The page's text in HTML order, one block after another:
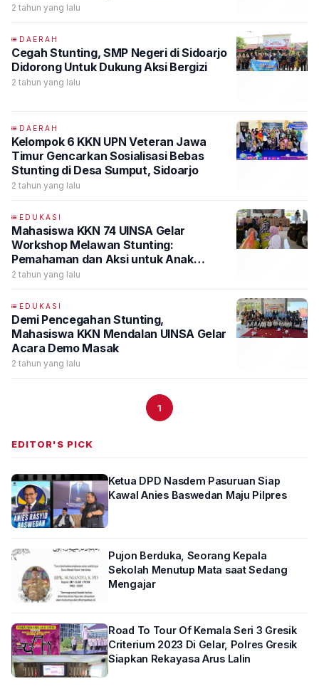
2 tahun yang lalu
DAERAH
Cegah Stunting, SMP Negeri di Sidoarjo
Didorong Untuk Dukung Aksi Bergizi
2 tahun yang lalu
DAERAH
Kelompok 6 KKN UPN Veteran Jawa
Timur Gencarkan Sosialisasi Bebas
Stunting di Desa Sumput, Sidoarjo
2 tahun yang lalu
EDUKASI
Mahasiswa KKN 74 UINSA Gelar
Workshop Melawan Stunting:
Pemahaman dan Aksi untuk Anak
Sehat
2 tahun yang lalu
EDUKASI
Demi Pencegahan Stunting,
Mahasiswa KKN Mendalan UINSA Gelar
Acara Demo Masak
2 tahun yang lalu
1
EDITOR'S PICK
Ketua DPD Nasdem Pasuruan Siap
Kawal Anies Baswedan Maju Pilpres
Pujon Berduka, Seorang Kepala
Sekolah Menutup Mata saat Sedang
Mengajar
Road To Tour Of Kemala Seri 3 Gresik
Criterium 2023 Di Gelar, Polres Gresik
Siapkan Rekayasa Arus Lalin